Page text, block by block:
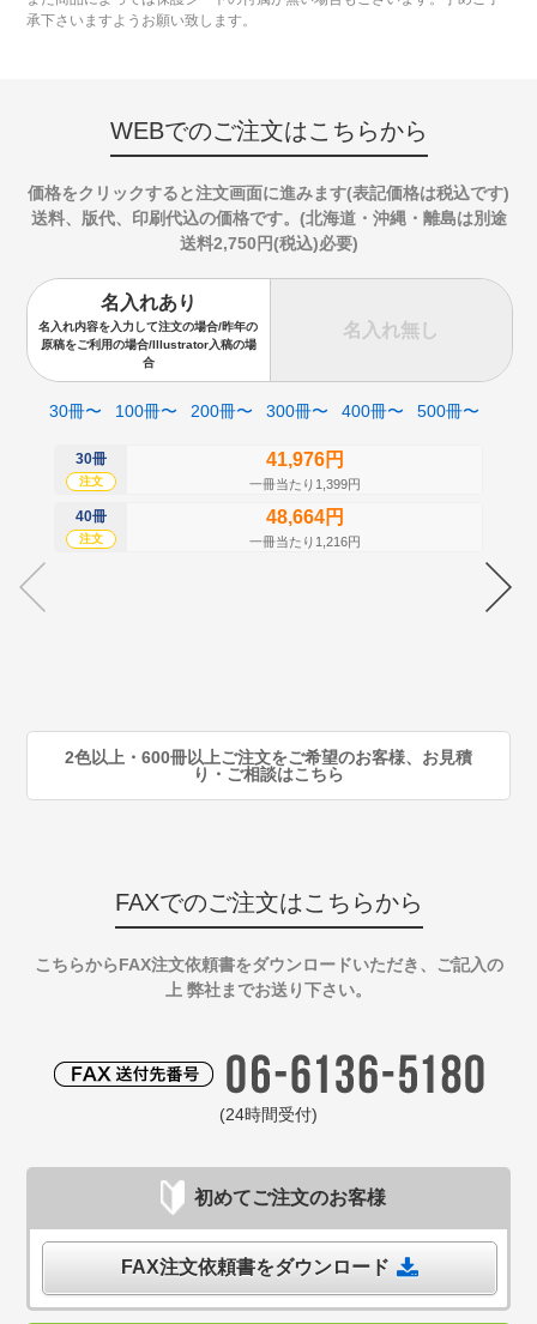
承下さいますようお願い致します。
WEBでのご注文はこちらから
価格をクリックすると注文画面に進みます(表記価格は税込です)
送料、版代、印刷代込の価格です。(北海道・沖縄・離島は別途
送料2,750円(税込)必要)
名入れあり
名入れ内容を入力して注文の場合/昨年の
原稿をご利用の場合/Illustrator入稿の場
合
名入れ無し
30冊〜 100冊〜 200冊〜 300冊〜 400冊〜 500冊〜
30冊
注文
41,976円
一冊当たり1,399円
40冊
注文
48,664円
一冊当たり1,216円
2色以上・600冊以上ご注文をご希望のお客様、お見積
り・ご相談はこちら
FAXでのご注文はこちらから
こちらからFAX注文依頼書をダウンロードいただき、ご記入の
上 弊社までお送り下さい。
(24時間受付)
初めてご注文のお客様
FAX注文依頼書をダウンロード